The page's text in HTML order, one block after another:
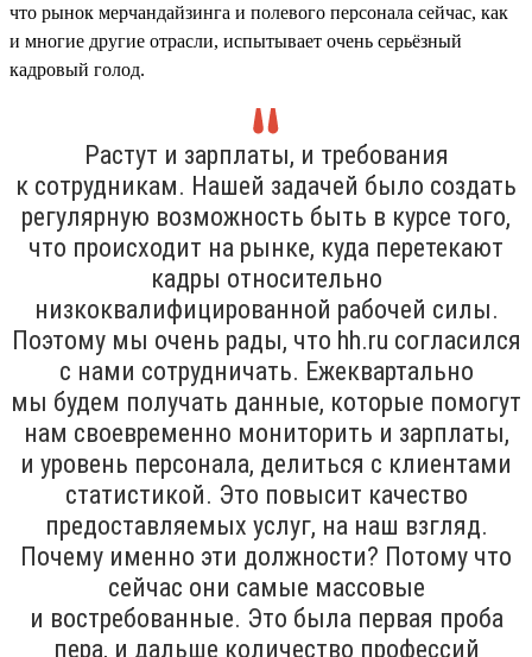
что рынок мерчандайзинга и полевого персонала сейчас, как
и многие другие отрасли, испытывает очень серьёзный
кадровый голод.
Растут и зарплаты, и требования
к сотрудникам. Нашей задачей было создать
регулярную возможность быть в курсе того,
что происходит на рынке, куда перетекают
кадры относительно
низкоквалифицированной рабочей силы.
Поэтому мы очень рады, что hh.ru согласился
с нами сотрудничать. Ежеквартально
мы будем получать данные, которые помогут
нам своевременно мониторить и зарплаты,
и уровень персонала, делиться с клиентами
статистикой. Это повысит качество
предоставляемых услуг, на наш взгляд.
Почему именно эти должности? Потому что
сейчас они самые массовые
и востребованные. Это была первая проба
пера, и дальше количество профессий